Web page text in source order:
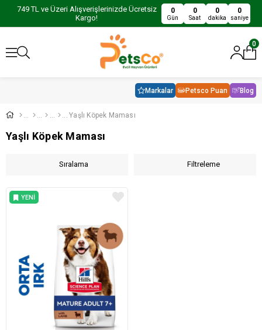
749 TL ve Üzeri Alışverişlerinizde Ücretsiz
Kargo!
0
Gün
0
Saat
0
dakika
0
saniye
0
Markalar Petsco Puan Blog
Yaşlı Köpek Maması
Yaşlı Köpek Maması
Filtreleme
Sıralama
YENI